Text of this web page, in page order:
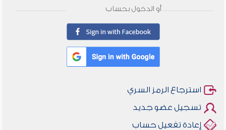
أو الدخول بحساب
استرجاع الرمز السري
تسجيل عضو جديد
إعادة تفعيل حساب